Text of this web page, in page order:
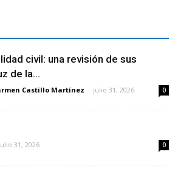
civil: una revisión de sus
de la...
Castillo Martínez - julio 31, 2026 0
31, 2026 0